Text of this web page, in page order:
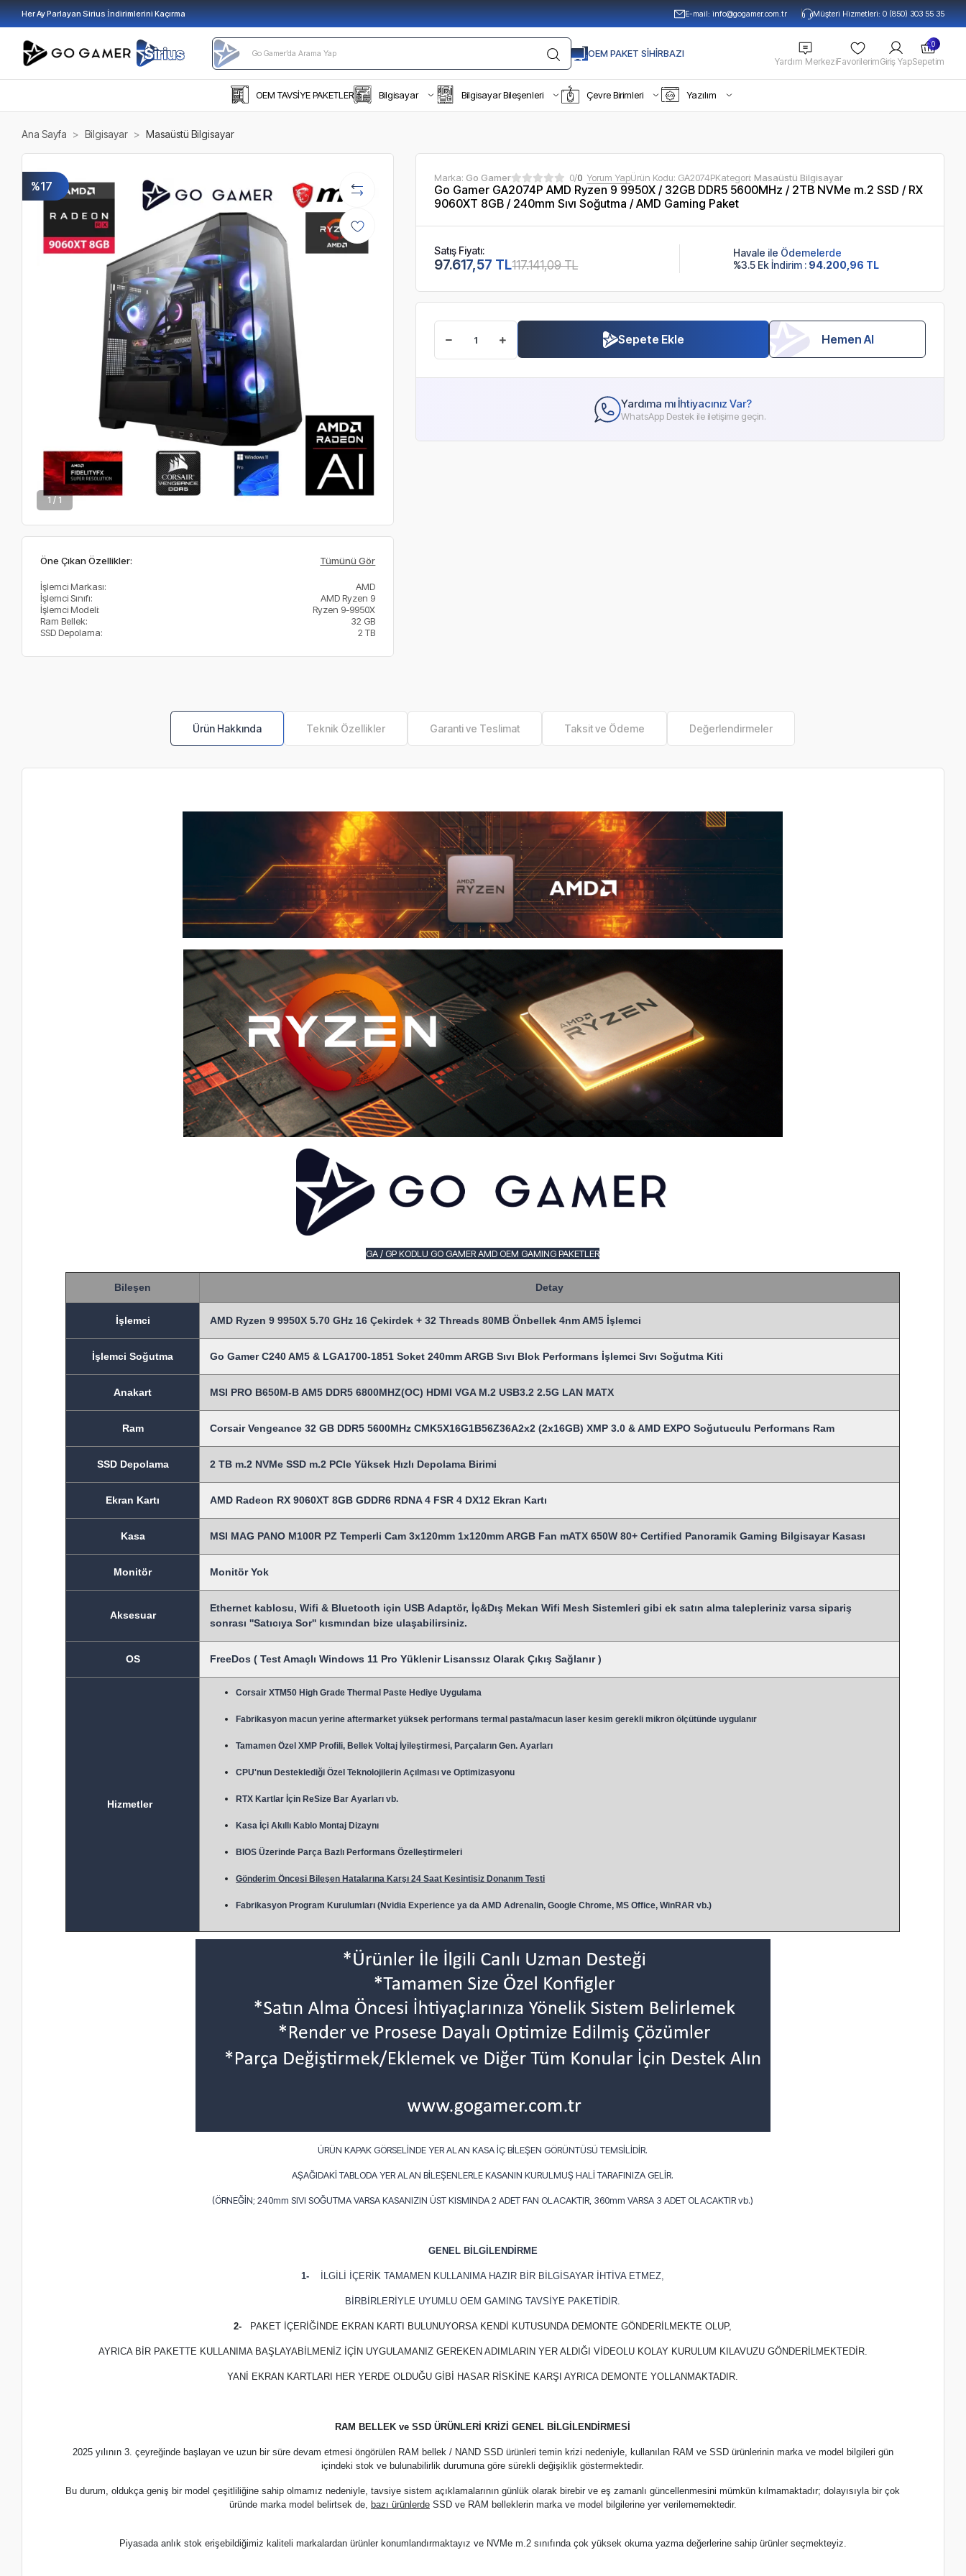
Her Ay Parlayan Sirius İndirimlerini Kaçırma E-mail:info@gogamer.com.tr Müşteri Hizmetleri: 0 (850) 303 55 35
OEM PAKET SIHIRBAZI
Yardım MerkeziFavorilerimGiriş Yap
0
Sepetim
OEM TAVSİYE PAKETLER Bilgisayar Bilgisayar Bileşenleri Çevre Birimleri Yazılım
Ana Sayfa Bilgisayar Masaüstü Bilgisayar
%17
1 / 1
Öne Çıkan Özellikler: Tümünü Gör
İşlemci Markası:
AMD
İşlemci Sınıfı:
AMD Ryzen 9
İşlemci Modeli:
Ryzen 9-9950X
Ram Bellek:
32 GB
SSD Depolama:
2 TB
Marka:Go Gamer 0/0 Yorum YapÜrün Kodu: GA2074PKategori:Masaüstü Bilgisayar
Go Gamer GA2074P AMD Ryzen 9 9950X / 32GB DDR5 5600MHz / 2TB NVMe m.2 SSD / RX
9060XT 8GB / 240mm Sıvı Soğutma / AMD Gaming Paket
Satış Fiyatı:
97.617,57 TL117.141,09 TL
Havale ile Ödemelerde
%3.5 Ek İndirim : 94.200,96 TL
Sepete Ekle Hemen Al
Yardıma mı İhtiyacınız Var?
WhatsApp Destek ile iletişime geçin.
Ürün Hakkında Teknik Özellikler Garanti ve Teslimat Taksit ve Ödeme Değerlendirmeler
GA / GP KODLU GO GAMER AMD OEM GAMING PAKETLER
Bileşen Detay
İşlemci AMD Ryzen 9 9950X 5.70 GHz 16 Çekirdek + 32 Threads 80MB Önbellek 4nm AM5 İşlemci
İşlemci Soğutma Go Gamer C240 AM5 & LGA1700-1851 Soket 240mm ARGB Sıvı Blok Performans İşlemci Sıvı Soğutma Kiti
Anakart MSI PRO B650M-B AM5 DDR5 6800MHZ(OC) HDMI VGA M.2 USB3.2 2.5G LAN MATX
Ram Corsair Vengeance 32 GB DDR5 5600MHz CMK5X16G1B56Z36A2x2 (2x16GB) XMP 3.0 & AMD EXPO Soğutuculu Performans Ram
SSD Depolama 2 TB m.2 NVMe SSD m.2 PCIe Yüksek Hızlı Depolama Birimi
Ekran Kartı AMD Radeon RX 9060XT 8GB GDDR6 RDNA 4 FSR 4 DX12 Ekran Kartı
Kasa MSI MAG PANO M100R PZ Temperli Cam 3x120mm 1x120mm ARGB Fan mATX 650W 80+ Certified Panoramik Gaming Bilgisayar Kasası
Monitör Monitör Yok
Aksesuar
Ethernet kablosu, Wifi & Bluetooth için USB Adaptör, İç&Dış Mekan Wifi Mesh Sistemleri gibi ek satın alma talepleriniz varsa sipariş
sonrası ''Satıcıya Sor'' kısmından bize ulaşabilirsiniz.
OS FreeDos ( Test Amaçlı Windows 11 Pro Yüklenir Lisanssız Olarak Çıkış Sağlanır )
Hizmetler
Corsair XTM50 High Grade Thermal Paste Hediye Uygulama
Fabrikasyon macun yerine aftermarket yüksek performans termal pasta/macun laser kesim gerekli mikron ölçütünde uygulanır
Tamamen Özel XMP Profili, Bellek Voltaj İyileştirmesi, Parçaların Gen. Ayarları
CPU'nun Desteklediği Özel Teknolojilerin Açılması ve Optimizasyonu
RTX Kartlar İçin ReSize Bar Ayarları vb.
Kasa İçi Akıllı Kablo Montaj Dizaynı
BIOS Üzerinde Parça Bazlı Performans Özelleştirmeleri
Gönderim Öncesi Bileşen Hatalarına Karşı 24 Saat Kesintisiz Donanım Testi
Fabrikasyon Program Kurulumları (Nvidia Experience ya da AMD Adrenalin, Google Chrome, MS Office, WinRAR vb.)
ÜRÜN KAPAK GÖRSELİNDE YER ALAN KASA İÇ BİLEŞEN GÖRÜNTÜSÜ TEMSİLİDİR.
AŞAĞIDAKİ TABLODA YER ALAN BİLEŞENLERLE KASANIN KURULMUŞ HALİ TARAFINIZA GELİR.
(ÖRNEĞİN; 240mm SIVI SOĞUTMA VARSA KASANIZIN ÜST KISMINDA 2 ADET FAN OLACAKTIR, 360mm VARSA 3 ADET OLACAKTIR vb.)
GENEL BİLGİLENDİRME
1- İLGİLİ İÇERİK TAMAMEN KULLANIMA HAZIR BİR BİLGİSAYAR İHTİVA ETMEZ,
BİRBİRLERİYLE UYUMLU OEM GAMING TAVSİYE PAKETİDİR.
2- PAKET İÇERİĞİNDE EKRAN KARTI BULUNUYORSA KENDİ KUTUSUNDA DEMONTE GÖNDERİLMEKTE OLUP,
AYRICA BİR PAKETTE KULLANIMA BAŞLAYABİLMENİZ İÇİN UYGULAMANIZ GEREKEN ADIMLARIN YER ALDIĞI VİDEOLU KOLAY KURULUM KILAVUZU GÖNDERİLMEKTEDİR.
YANİ EKRAN KARTLARI HER YERDE OLDUĞU GİBİ HASAR RİSKİNE KARŞI AYRICA DEMONTE YOLLANMAKTADIR.
RAM BELLEK ve SSD ÜRÜNLERİ KRİZİ GENEL BİLGİLENDİRMESİ
2025 yılının 3. çeyreğinde başlayan ve uzun bir süre devam etmesi öngörülen RAM bellek / NAND SSD ürünleri temin krizi nedeniyle, kullanılan RAM ve SSD ürünlerinin marka ve model bilgileri gün
içindeki stok ve bulunabilirlik durumuna göre sürekli değişiklik göstermektedir.
Bu durum, oldukça geniş bir model çeşitliliğine sahip olmamız nedeniyle, tavsiye sistem açıklamalarının günlük olarak birebir ve eş zamanlı güncellenmesini mümkün kılmamaktadır; dolayısıyla bir çok
üründe marka model belirtsek de, bazı ürünlerdeSSD ve RAM belleklerin marka ve model bilgilerine yer verilememektedir.
Piyasada anlık stok erişebildiğimiz kaliteli markalardan ürünler konumlandırmaktayız ve NVMe m.2 sınıfında çok yüksek okuma yazma değerlerine sahip ürünler seçmekteyiz.